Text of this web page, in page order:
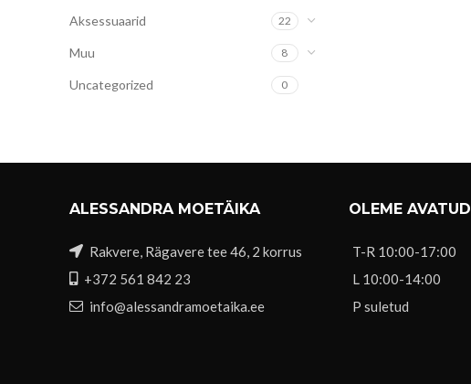
Aksessuaarid 22
Muu 8
Uncategorized 0
ALESSANDRA MOETÄIKA
Rakvere, Rägavere tee 46, 2 korrus
+372 561 842 23
info@alessandramoetaika.ee
OLEME AVATUD
T-R 10:00-17:00
L 10:00-14:00
P suletud